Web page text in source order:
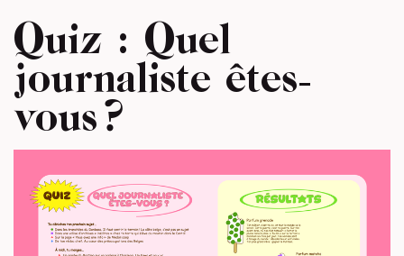
Quiz : Quel
journaliste êtes-
vous ?